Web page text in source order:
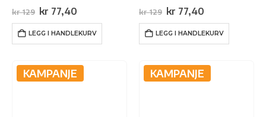
sammen mef F-kobling
kr129 Opprinnelig
kr 129.
kr 77,40Nåværende
kr 77,40.
LEGG I HANDLEKURV
transformator for
Lightpro utelys.
kr129 Opprinnelig
kr 129.
kr 77,40Nåværende
kr 77,40.
LEGG I HANDLEKURV
KAMPANJE KAMPANJE